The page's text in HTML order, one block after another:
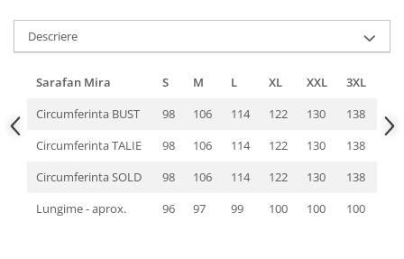
Descriere
Sarafan Mira S M L XL XXL
3XL
Circumferinta BUST
98 106 114 122 130
138
Circumferinta TALIE
98 106 114 122 130
138
Circumferinta SOLD
98 106 114 122 130
138
Lungime - aprox.
96 97 99 100 100 100